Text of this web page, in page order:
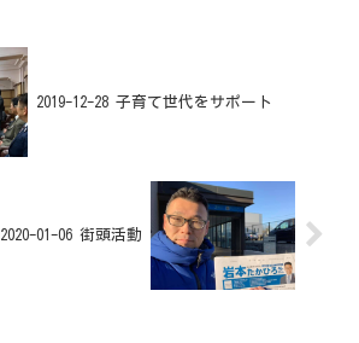
2019-12-28 子育て世代をサポート
2020-01-06 街頭活動